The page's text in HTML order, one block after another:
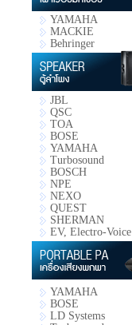
YAMAHA
MACKIE
Behringer
JBL
QSC
TOA
BOSE
YAMAHA
Turbosound
BOSCH
NPE
NEXO
QUEST
SHERMAN
EV, Electro-Voice
YAMAHA
BOSE
LD Systems